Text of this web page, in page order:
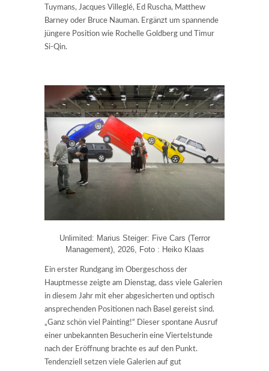
Tuymans, Jacques Villeglé, Ed Ruscha, Matthew
Barney oder Bruce Nauman. Ergänzt um spannende
jüngere Position wie Rochelle Goldberg und Timur
Si-Qin.
Unlimited: Marius Steiger: Five Cars (Terror
Management), 2026, Foto : Heiko Klaas
Ein erster Rundgang im Obergeschoss der
Hauptmesse zeigte am Dienstag, dass viele Galerien
in diesem Jahr mit eher abgesicherten und optisch
ansprechenden Positionen nach Basel gereist sind.
„Ganz schön viel Painting!“ Dieser spontane Ausruf
einer unbekannten Besucherin eine Viertelstunde
nach der Eröffnung brachte es auf den Punkt.
Tendenziell setzen viele Galerien auf gut